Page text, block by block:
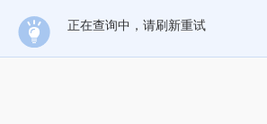
正在查询中，请刷新重试